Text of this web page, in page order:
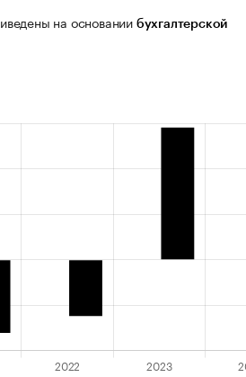
на основании бухгалтерской